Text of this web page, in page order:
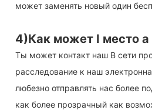
может заменять новый один
4)Как может I место а
Ты может контакт наш В сети
расследование к наш
любезно отправлять нас более
как более прозрачный как